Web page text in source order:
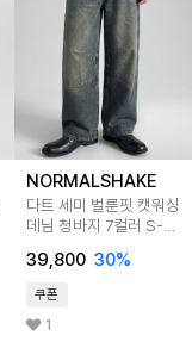
NORMALSHAKE
다트 세미 벌룬핏 캣워싱
데님 청바지 7컬러 S-
39,800 30%
쿠폰
1